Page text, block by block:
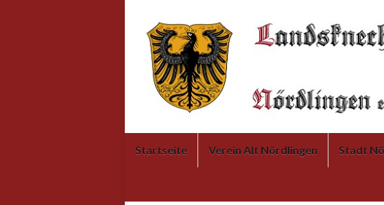
Startseite Verein Alt Nördlingen Stadt